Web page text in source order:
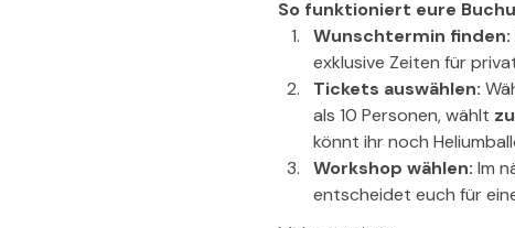
So funktioniert eure
Wunschtermin finden:
exklusive Zeiten für
Tickets auswählen:
als 10 Personen, wählt
könnt ihr noch
Workshop wählen: Im
entscheidet euch für